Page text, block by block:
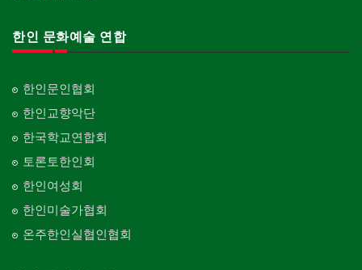
한인 문화예술 연합
한인문인협회
한인교향악단
한국학교연합회
토론토한인회
한인여성회
한인미술가협회
온주한인실협인협회